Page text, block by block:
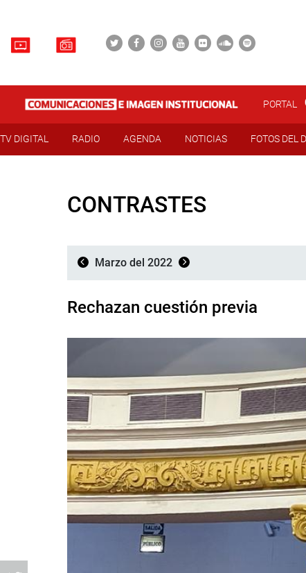
PORTAL
TV DIGITAL RADIO AGENDA NOTICIAS FOTOS DEL
CONTRASTES
Marzo del 2022
Rechazan cuestión previa